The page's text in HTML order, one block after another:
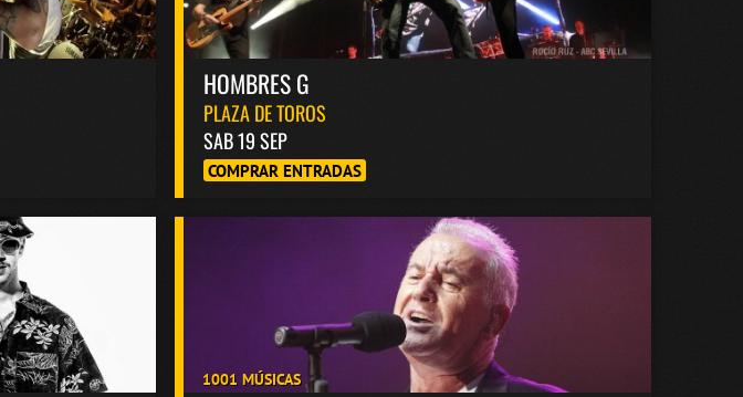
HOMBRES G
PLAZA DE TOROS
SAB 19 SEP
COMPRAR ENTRADAS
1001 MÚSICAS